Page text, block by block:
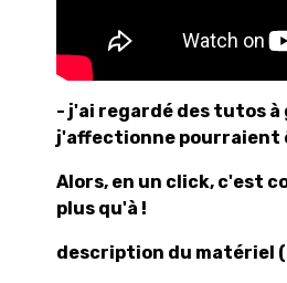
- j'ai regardé des tutos à
j'affectionne pourraient
Alors, en un click, c'est
plus qu'à !
description du matériel (